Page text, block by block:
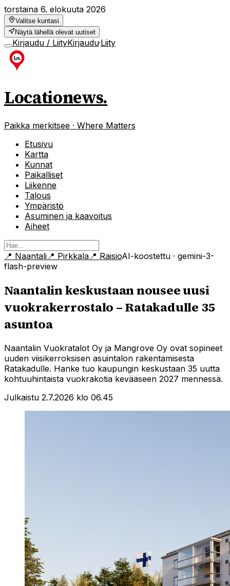
torstaina 6. elokuuta 2026
Valitse kuntasi
Näytä lähellä olevat uutiset
Kirjaudu / LiityKirjaudu·Liity
Locationews.
Paikka merkitsee · Where Matters
Etusivu
Kartta
Kunnat
Paikalliset
Liikenne
Talous
Ympäristö
Asuminen ja kaavoitus
Aiheet
📍 Naantali 📍 Pirkkala 📍 RaisioAI-koostettu · gemini-3-
flash-preview
Naantalin keskustaan nousee uusi
vuokrakerrostalo – Ratakadulle 35
asuntoa
Naantalin Vuokratalot Oy ja Mangrove Oy ovat sopineet
uuden viisikerroksisen asuintalon rakentamisesta
Ratakadulle. Hanke tuo kaupungin keskustaan 35 uutta
kohtuuhintaista vuokrakotia kevääseen 2027 mennessä.
Julkaistu 2.7.2026 klo 06.45